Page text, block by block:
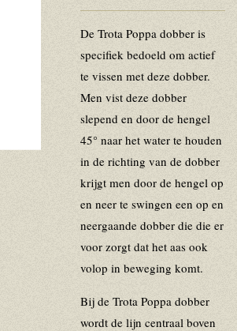
De Trota Poppa dobber is
specifiek bedoeld om actief
te vissen met deze dobber.
Men vist deze dobber
slepend en door de hengel
45° naar het water te houden
in de richting van de dobber
krijgt men door de hengel op
en neer te swingen een op en
neergaande dobber die die er
voor zorgt dat het aas ook
volop in beweging komt.
Bij de Trota Poppa dobber
wordt de lijn centraal boven